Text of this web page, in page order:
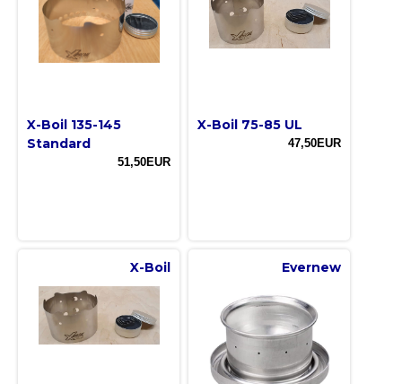
X-Boil 135-145
Standard
51,50EUR
X-Boil 75-85 UL
47,50EUR
X-Boil Evernew